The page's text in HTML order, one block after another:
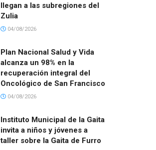
llegan a las subregiones del
Zulia
04/08/2026
Plan Nacional Salud y Vida
alcanza un 98% en la
recuperación integral del
Oncológico de San Francisco
04/08/2026
Instituto Municipal de la Gaita
invita a niños y jóvenes a
taller sobre la Gaita de Furro